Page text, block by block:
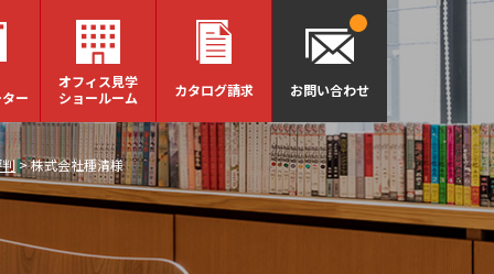
ー
オフィス見学
ショールーム
カタログ請求 お問い合わせ
>株式会社種清様